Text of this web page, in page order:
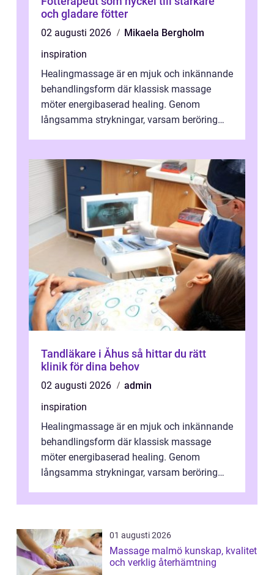
och gladare fötter
02 augusti 2026
Mikaela Bergholm
inspiration
Healingmassage är en mjuk och inkännande
behandlingsform där klassisk massage
möter energibaserad healing. Genom
långsamma strykningar, varsam beröring
Tandläkare i Åhus så hittar du rätt
klinik för dina behov
02 augusti 2026
admin
inspiration
Healingmassage är en mjuk och inkännande
behandlingsform där klassisk massage
möter energibaserad healing. Genom
långsamma strykningar, varsam beröring
nervsys...
01 augusti 2026
Massage malmö kunskap, kvalitet
och verklig återhämtning